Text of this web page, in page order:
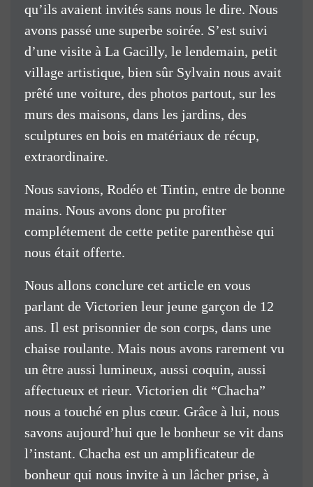
qu’ils avaient invités sans nous le dire. Nous
avons passé une superbe soirée. S’est suivi
d’une visite à La Gacilly, le lendemain, petit
village artistique, bien sûr Sylvain nous avait
prêté une voiture, des photos partout, sur les
murs des maisons, dans les jardins, des
sculptures en bois en matériaux de récup,
extraordinaire.
Nous savions, Rodéo et Tintin, entre de bonne
mains. Nous avons donc pu profiter
complétement de cette petite parenthèse qui
nous était offerte.
Nous allons conclure cet article en vous
parlant de Victorien leur jeune garçon de 12
ans. Il est prisonnier de son corps, dans une
chaise roulante. Mais nous avons rarement vu
un être aussi lumineux, aussi coquin, aussi
affectueux et rieur. Victorien dit “Chacha”
nous a touché en plus cœur. Grâce à lui, nous
savons aujourd’hui que le bonheur se vit dans
l’instant. Chacha est un amplificateur de
bonheur qui nous invite à un lâcher prise, à